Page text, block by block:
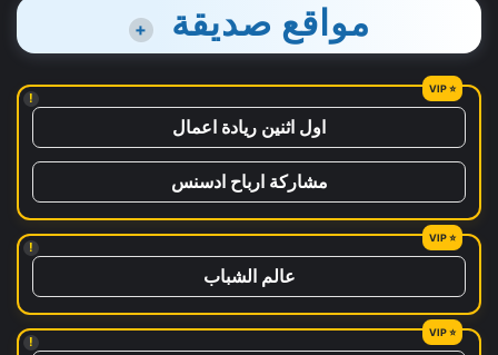
مواقع صديقة +
!
اول اثنين ريادة اعمال
مشاركة ارباح ادسنس
!
عالم الشباب
!